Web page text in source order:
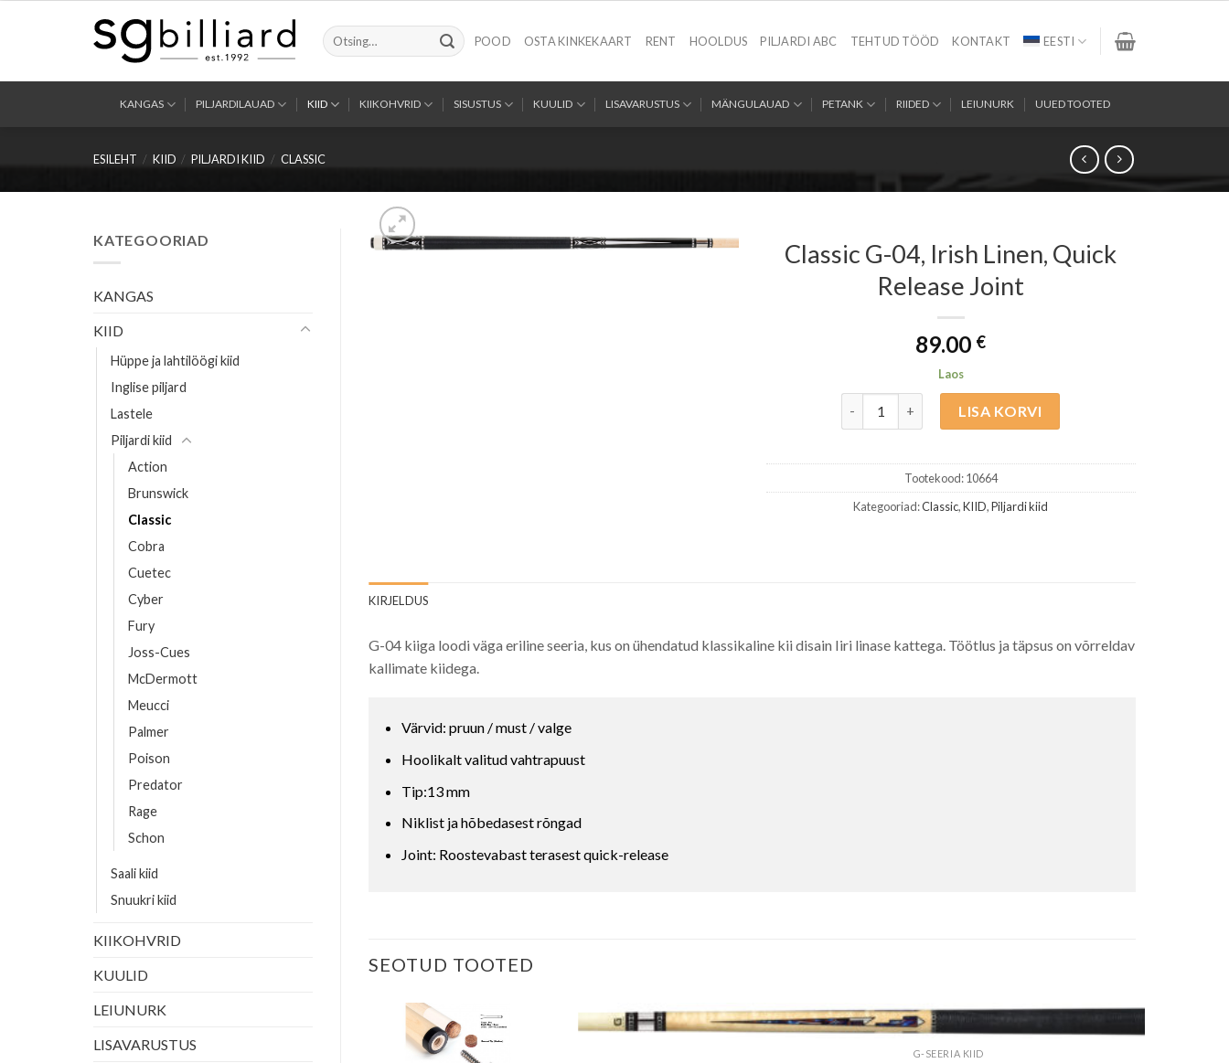
Otsi:
POOD OSTA KINKEKAART RENT HOOLDUS PILJARDI ABC TEHTUD TÖÖD KONTAKT EESTI
KANGAS PILJARDILAUAD KIID KIIKOHVRID SISUSTUS KUULID LISAVARUSTUS MÄNGULAUAD PETANK RIIDED LEIUNURK UUED TOOTED
ESILEHT / KIID / PILJARDI KIID / CLASSIC
KATEGOORIAD
KANGAS
KIID
Hüppe ja lahtilöögi kiid
Inglise piljard
Lastele
Piljardi kiid
Action
Brunswick
Classic
Cobra
Cuetec
Cyber
Fury
Joss-Cues
McDermott
Meucci
Palmer
Poison
Predator
Rage
Schon
Saali kiid
Snuukri kiid
KIIKOHVRID
KUULID
LEIUNURK
LISAVARUSTUS
Classic G-04, Irish Linen, Quick
Release Joint
89.00 €
Laos
LISA KORVI
Tootekood:10664
Kategooriad:Classic,KIID,Piljardi kiid
KIRJELDUS
G-04 kiiga loodi väga eriline seeria, kus on ühendatud klassikaline kii disain Iiri linase kattega. Töötlus ja täpsus on võrreldav
kallimate kiidega.
Värvid: pruun / must / valge
Hoolikalt valitud vahtrapuust
Tip:13 mm
Niklist ja hõbedasest rõngad
Joint: Roostevabast terasest quick-release
SEOTUD TOOTED
G-SEERIA KIID